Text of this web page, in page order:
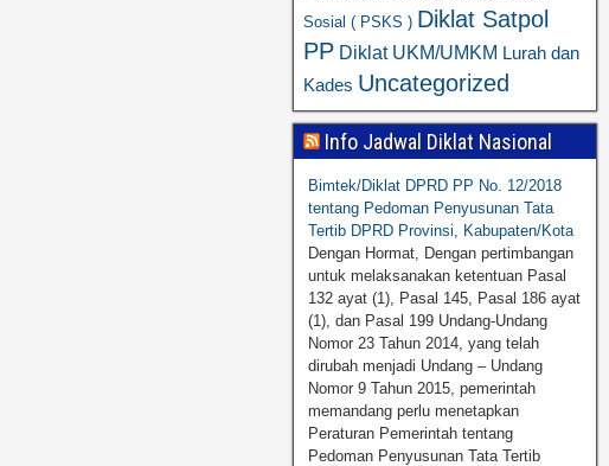
Sosial ( PSKS ) Diklat Satpol
PP Diklat UKM/UMKM Lurah dan
Kades Uncategorized
Info Jadwal Diklat Nasional
Bimtek/Diklat DPRD PP No. 12/2018
tentang Pedoman Penyusunan Tata
Tertib DPRD Provinsi, Kabupaten/Kota
Dengan Hormat, Dengan pertimbangan
untuk melaksanakan ketentuan Pasal
132 ayat (1), Pasal 145, Pasal 186 ayat
(1), dan Pasal 199 Undang-Undang
Nomor 23 Tahun 2014, yang telah
dirubah menjadi Undang – Undang
Nomor 9 Tahun 2015, pemerintah
memandang perlu menetapkan
Peraturan Pemerintah tentang
Pedoman Penyusunan Tata Tertib